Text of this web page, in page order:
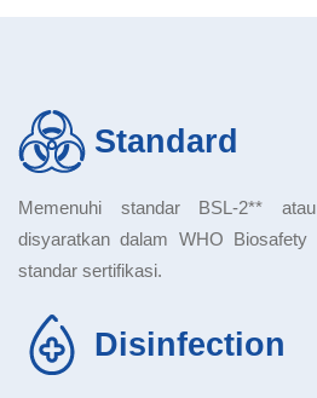
Standard
Memenuhi standar BSL-2**
disyaratkan dalam WHO Biosafety
standar sertifikasi.
Disinfection